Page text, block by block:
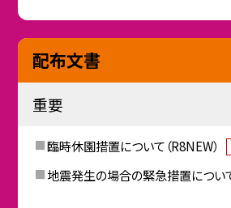
配布文書
重要
臨時休園措置について（R8NEW）
地震発生の場合の緊急措置につい